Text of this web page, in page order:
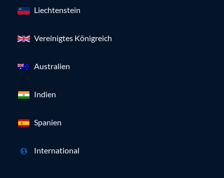
Liechtenstein
Vereinigtes Königreich
Australien
Indien
Spanien
International